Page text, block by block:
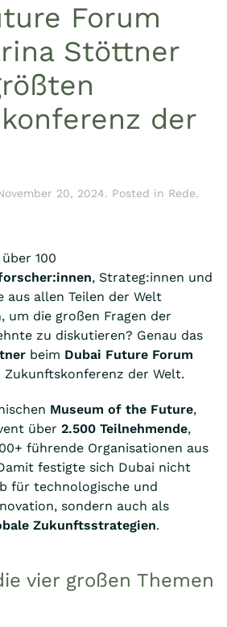
Forum
Stöttner
der
20, 2024. Posted in Rede.
100
, Strateg:innen und
aus allen Teilen der Welt
um die großen Fragen der
zu diskutieren? Genau das
beim Dubai Future Forum
der Welt.
Museum of the Future,
über 2.500 Teilnehmende,
führende Organisationen aus
festigte sich Dubai nicht
für technologische und
sondern auch als
Zukunftsstrategien.
vier großen Themen